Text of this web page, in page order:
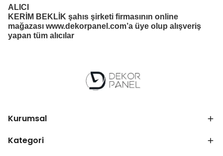
ALICI
KERİM BEKLİK şahıs şirketi firmasının online
mağazası www.dekorpanel.com’a üye olup alışveriş
yapan tüm alıcılar
Kurumsal
Kategori